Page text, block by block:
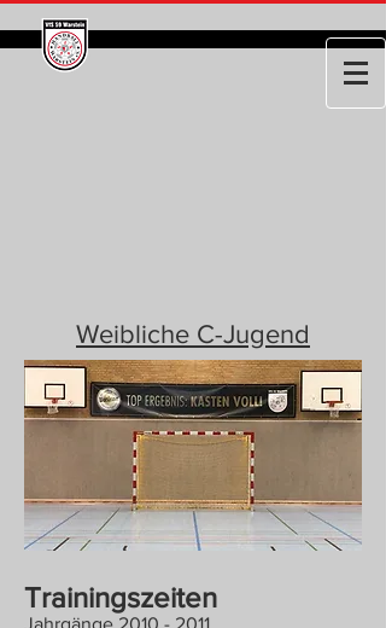
Weibliche C-Jugend
Trainingszeiten
Jahrgänge 2010 - 2011